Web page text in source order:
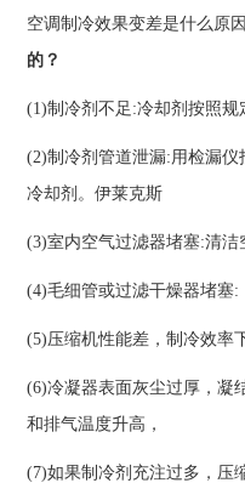
空调制冷效果变差是什么原
的？
(1)制冷剂不足:冷却剂按照规
(2)制冷剂管道泄漏:用检漏
冷却剂。伊莱克斯
(3)室内空气过滤器堵塞:清洁
(4)毛细管或过滤干燥器堵塞:
(5)压缩机性能差，制冷效率
(6)冷凝器表面灰尘过厚，凝
和排气温度升高，
(7)如果制冷剂充注过多，压